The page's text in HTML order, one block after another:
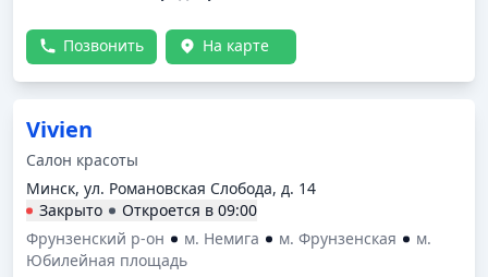
Позвонить На карте
Vivien
Салон красоты
Минск, ул. Романовская Слобода, д. 14
Закрыто
Откроется в 09:00
Фрунзенский р-он
м. Немига м. Фрунзенская
м.
Юбилейная площадь